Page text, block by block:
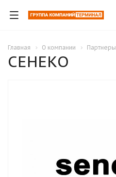
Главная О компании Партнеры
СЕНЕКО